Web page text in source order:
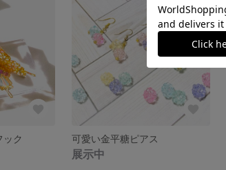
ック 可愛い金平糖ピアス
展示中